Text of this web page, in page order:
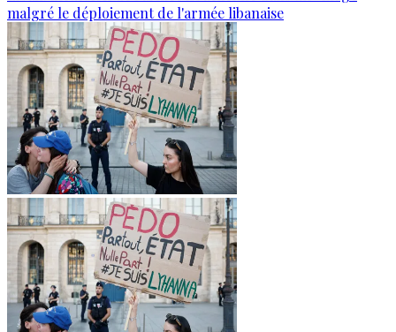
malgré le déploiement de l'armée libanaise